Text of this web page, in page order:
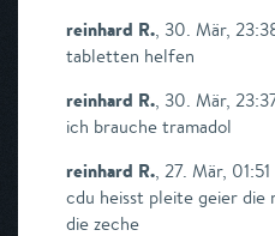
reinhard R., 30. Mär,
tabletten helfen
reinhard R., 30. Mär,
ich brauche tramadol
reinhard R., 27. Mär,
cdu heisst pleite geier die
die zeche